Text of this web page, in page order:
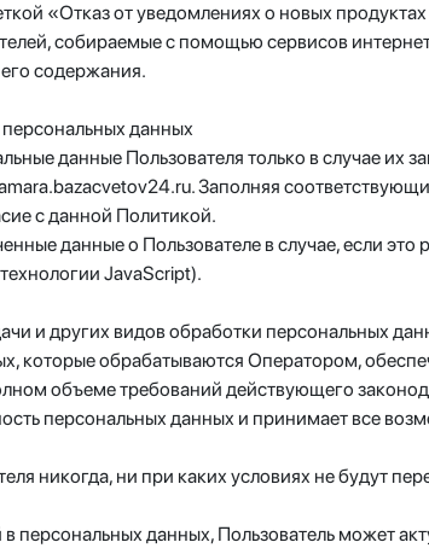
«Отказ от уведомлениях о новых
собираемые с помощью сервисов
его содержания.
данных
данные Пользователя только в случае их
Заполняя
с данной Политикой.
данные о Пользователе в случае, если
JavaScript).
и других видов обработки персональных
которые обрабатываются Оператором,
объеме требований действующего
персональных данных и принимает все
никогда, ни при каких условиях не будут
персональных данных, Пользователь может